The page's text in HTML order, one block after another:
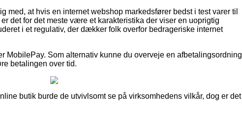
med, at hvis en internet webshop markedsfører bedst i test varer til
det for det meste være et karakteristika der viser en uoprigtig
i et regulativ, der dækker folk overfor bedrageriske internet
MobilePay. Som alternativ kunne du overveje en afbetalingsordning
betalingen over tid.
butik burde de utvivlsomt se på virksomhedens vilkår, dog er det